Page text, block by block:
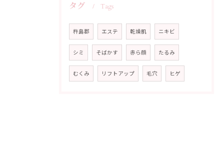
タグ Tags
杵島郡 エステ 乾燥肌 ニキビ
シミ そばかす 赤ら顔 たるみ
むくみ リフトアップ 毛穴 ヒゲ